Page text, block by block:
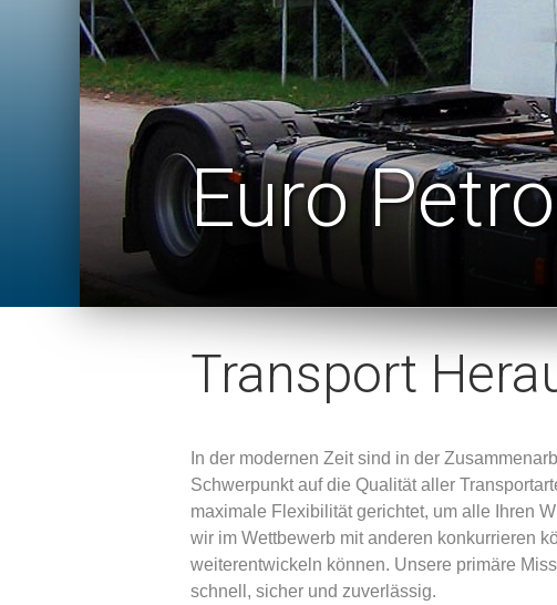
Euro
Transport
In der modernen Zeit sind in der
Schwerpunkt auf die Qualität aller
maximale Flexibilität gerichtet, um alle Ihren
wir im Wettbewerb mit anderen konkurrieren
weiterentwickeln können. Unsere primäre
schnell, sicher und zuverlässig.